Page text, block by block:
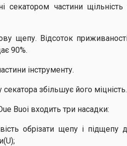
частини щільність
щепу. Відсоток
90%.
інструменту.
збільшує його міцність.
Buoi входить три насадки:
обрізати щепу і підщепу